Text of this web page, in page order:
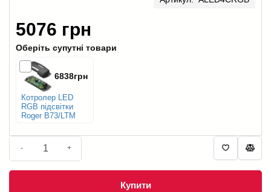
5076 грн
Оберіть супутні товари
Котролер LED
RGB підсвітки
Roger B73/LTM
6838грн
- +
Купити